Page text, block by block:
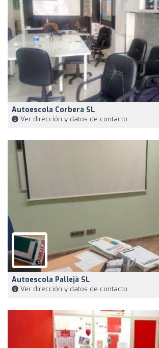
Autoescola Corbera SL
Ver dirección y datos de contacto
Autoescola Pallejà SL
Ver dirección y datos de contacto